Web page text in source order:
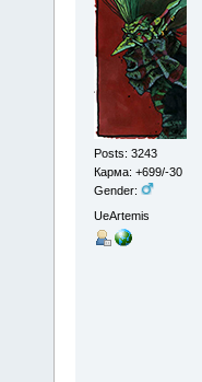
Posts: 3243
Карма: +699/-30
Gender:
UeArtemis